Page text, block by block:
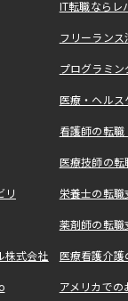
IT転職なら
フリーラン
プログラミ
医療・ヘル
看護師の転
医療技師の
リ 栄養士の転
薬剤師の転
株式会社 医療看護介
アメリカで